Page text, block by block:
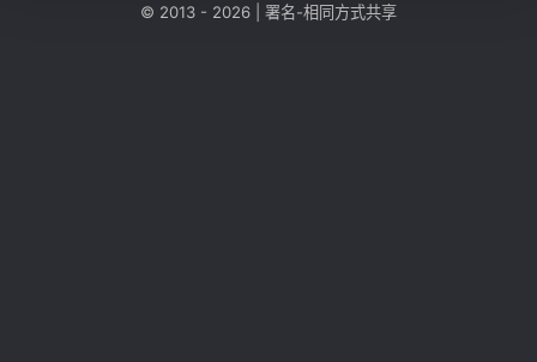
© 2013 - 2026 | 署名-相同方式共享